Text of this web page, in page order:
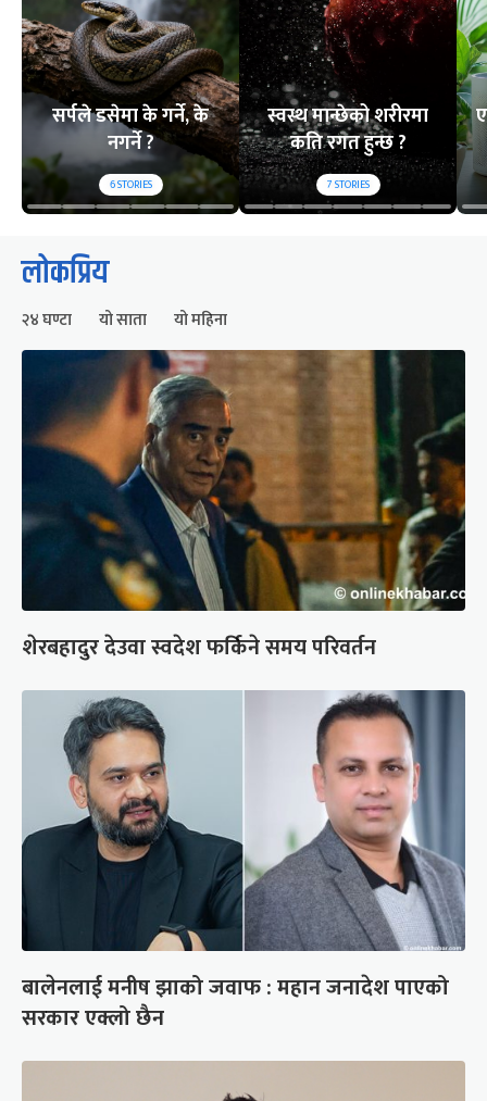
सर्पले डसेमा के गर्ने, के
नगर्ने ?
6STORIES
स्वस्थ मान्छेको शरीरमा
कति रगत हुन्छ ?
7STORIES
लोकप्रिय
२४ घण्टा यो साता यो महिना
शेरबहादुर देउवा स्वदेश फर्किने समय परिवर्तन
बालेनलाई मनीष झाको जवाफ : महान जनादेश पाएको
सरकार एक्लो छैन